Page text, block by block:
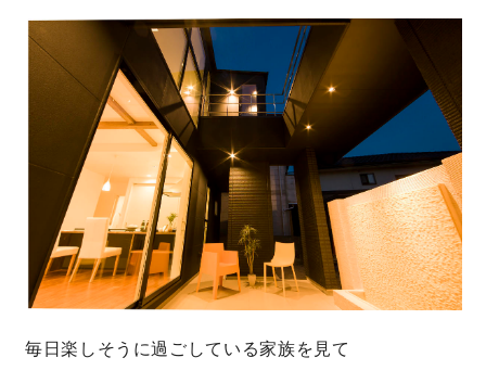
毎日楽しそうに過ごしている家族を見て